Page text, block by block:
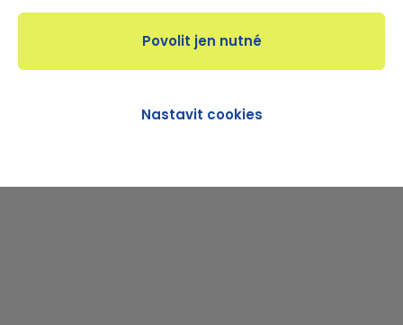
CHCI SE STÁT ČLENEM KLUBU
Nastavit cookies